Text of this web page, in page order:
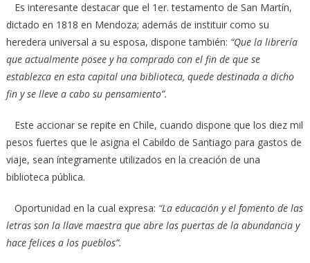
Es interesante destacar que el 1er. testamento de San Martín,
dictado en 1818 en Mendoza; además de instituir como su
heredera universal a su esposa, dispone también: “Que la librería
que actualmente posee y ha comprado con el fin de que se
establezca en esta capital una biblioteca, quede destinada a dicho
fin y se lleve a cabo su pensamiento”.
Este accionar se repite en Chile, cuando dispone que los diez mil
pesos fuertes que le asigna el Cabildo de Santiago para gastos de
viaje, sean íntegramente utilizados en la creación de una
biblioteca pública.
Oportunidad en la cual expresa: “La educación y el fomento de las
letras son la llave maestra que abre las puertas de la abundancia y
hace felices a los pueblos”.